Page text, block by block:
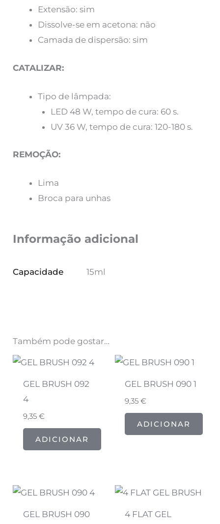
Extensão: sim
Dissolve-se em acetona: não
Camada de dispersão: sim
CATALIZAR:
Tipo de lâmpada:
LED 48 W, tempo de cura: 60 s.
UV 36 W, tempo de cura: 120-180 s.
REMOÇÃO:
Lima
Broca para unhas
Informação adicional
Capacidade 15ml
Também pode gostar…
GEL BRUSH 092
4
9,35 €
ADICIONAR
GEL BRUSH 090 1
9,35€
ADICIONAR
GEL BRUSH 090 4 FLAT GEL